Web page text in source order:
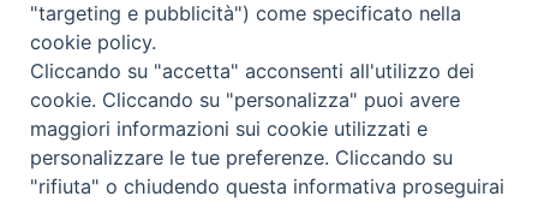
HOME DIOCESI VESCOVO CURIA VESCOVILE NEWS
APPUNTAMENTI CONTATTI SERVIZIO ANTENATI
Copyright © 2018 - 2021Diocesi di Adria Rovigo.All Rights Reserved.
"targeting e pubblicità") come specificato nella
cookie policy.
Cliccando su "accetta" acconsenti all'utilizzo dei
cookie. Cliccando su "personalizza" puoi avere
maggiori informazioni sui cookie utilizzati e
personalizzare le tue preferenze. Cliccando su
"rifiuta" o chiudendo questa informativa proseguirai